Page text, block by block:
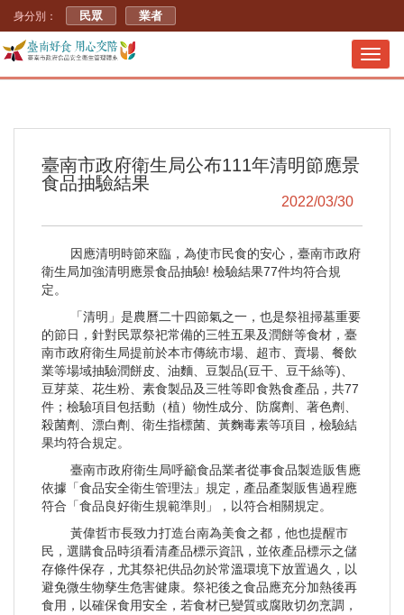
身分別： 民眾 業者
臺南市政府衛生局公布111年清明節應景
食品抽驗結果
2022/03/30
因應清明時節來臨，為使市民食的安心，臺南市政府
衛生局加強清明應景食品抽驗! 檢驗結果77件均符合規
定。
「清明」是農曆二十四節氣之一，也是祭祖掃墓重要
的節日，針對民眾祭祀常備的三牲五果及潤餅等食材，臺
南市政府衛生局提前於本市傳統市場、超市、賣場、餐飲
業等場域抽驗潤餅皮、油麵、豆製品(豆干、豆干絲等)、
豆芽菜、花生粉、素食製品及三牲等即食熟食產品，共77
件；檢驗項目包括動（植）物性成分、防腐劑、著色劑、
殺菌劑、漂白劑、衛生指標菌、黃麴毒素等項目，檢驗結
果均符合規定。
臺南市政府衛生局呼籲食品業者從事食品製造販售應
依據「食品安全衛生管理法」規定，產品產製販售過程應
符合「食品良好衛生規範準則」，以符合相關規定。
黃偉哲市長致力打造台南為美食之都，他也提醒市
民，選購食品時須看清產品標示資訊，並依產品標示之儲
存條件保存，尤其祭祀供品勿於常溫環境下放置過久，以
避免微生物孳生危害健康。祭祀後之食品應充分加熱後再
食用，以確保食用安全，若食材已變質或腐敗切勿烹調，